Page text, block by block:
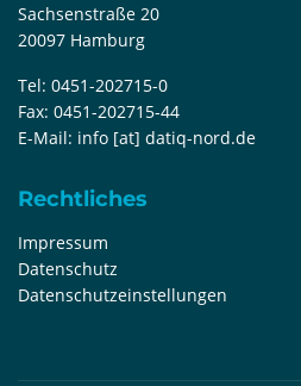
Sachsenstraße 20
20097 Hamburg
Tel: 0451-202715-0
Fax: 0451-202715-44
E-Mail: info [at] datiq-nord.de
Rechtliches
Impressum
Datenschutz
Datenschutzeinstellungen